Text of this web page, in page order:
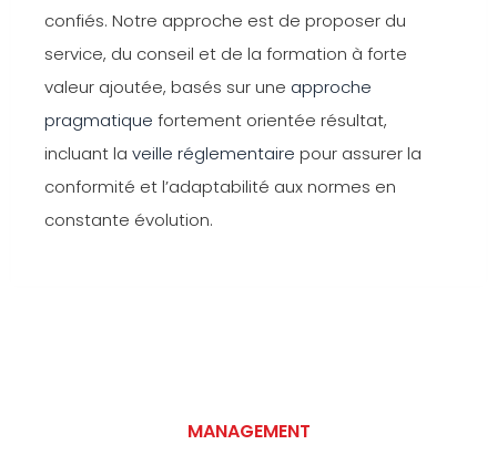
confiés. Notre approche est de proposer du
service, du conseil et de la formation à forte
valeur ajoutée, basés sur une approche
pragmatique fortement orientée résultat,
incluant la veille réglementaire pour assurer la
conformité et l’adaptabilité aux normes en
constante évolution.
MANAGEMENT